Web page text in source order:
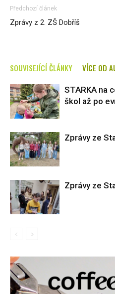
Předchozí článek
Zprávy z 2. ZŠ Dobříš
SOUVISEJÍCÍ ČLÁNKY VÍCE OD
STARKA na
škol až po
Zprávy ze
Zprávy ze